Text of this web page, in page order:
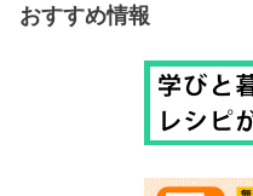
おすすめ情報